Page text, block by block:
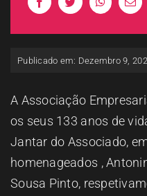
Publicado em: Dezembro 9,
A Associação
os seus 133 anos de
Jantar do Associado,
homenageados ,
Sousa Pinto,